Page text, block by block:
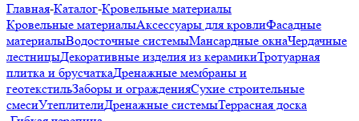
Главная-Каталог-Кровельные материалы
Кровельные материалыАксессуары для кровлиФасадные
материалыВодосточные системыМансардные окнаЧердачные
лестницыДекоративные изделия из керамикиТротуарная
плитка и брусчаткаДренажные мембраны и
геотекстильЗаборы и огражденияСухие строительные
смесиУтеплителиДренажные системыТеррасная доска